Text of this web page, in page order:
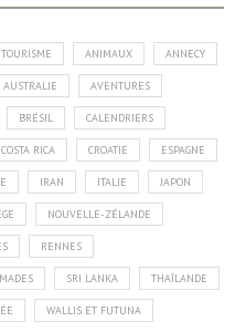
ANIMAUX ANNECY
AUSTRALIE AVENTURES
BRÉSIL CALENDRIERS
COSTA RICA CROATIE ESPAGNE
IRAN ITALIE JAPON
NOUVELLE-ZÉLANDE
RENNES
SRI LANKA THAÏLANDE
WALLIS ET FUTUNA